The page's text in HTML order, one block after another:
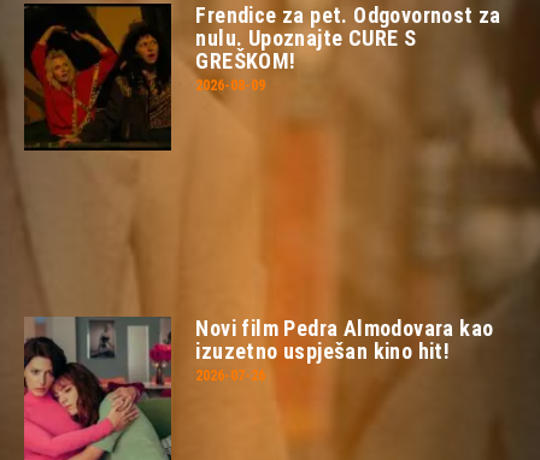
Frendice za pet. Odgovornost za
nulu. Upoznajte CURE S
GREŠKOM!
2026-08-09
Novi film Pedra Almodovara kao
izuzetno uspješan kino hit!
2026-07-26